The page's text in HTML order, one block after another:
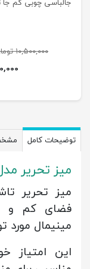
جالباسی چوبی کم جا
۱۰,۵۰۰,۰۰۰ تومان
توضیحات کامل
میز تحریر
میز تحریر
فضای کم و
مینیمال مورد
این امتیاز